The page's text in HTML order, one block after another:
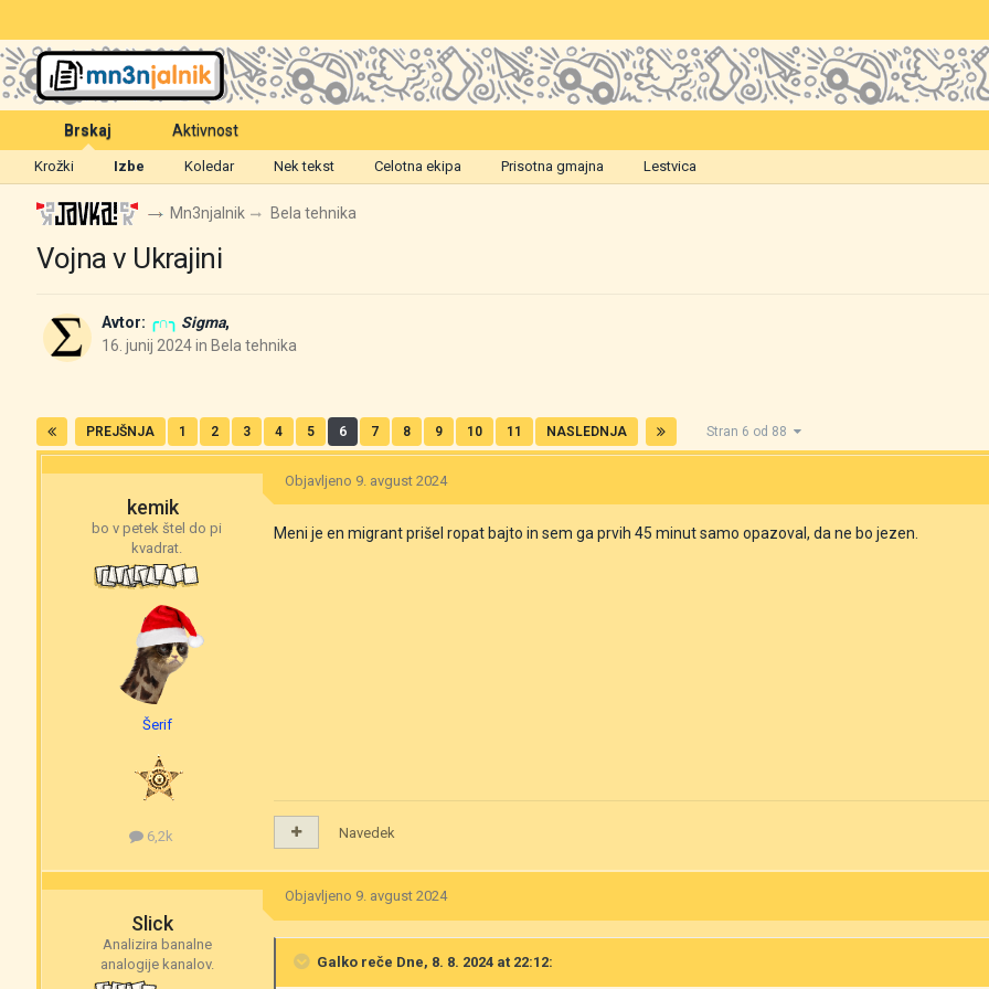
Brskaj
Krožki Izbe Koledar Nek tekst Celotna ekipa Prisotna gmajna Lestvica
Aktivnost
Mn3njalnik Bela tehnika
Vojna v Ukrajini
Avtor: ╭∩╮ Sigma,
16. junij 2024in Bela tehnika
PREJŠNJA 1 2 3 4 5 6 7 8 9 10 11 NASLEDNJA Stran 6 od 88
kemik
bo v petek štel do pi
kvadrat.
Šerif
6,2k
Objavljeno 9. avgust 2024
Meni je en migrant prišel ropat bajto in sem ga prvih 45 minut samo opazoval, da ne bo jezen.
Navedek
Slick
Analizira banalne
analogije kanalov.
Objavljeno 9. avgust 2024
Galko reče Dne, 8. 8. 2024 at 22:12: